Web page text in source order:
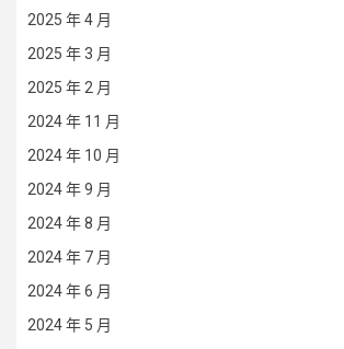
2025 年 4 月
2025 年 3 月
2025 年 2 月
2024 年 11 月
2024 年 10 月
2024 年 9 月
2024 年 8 月
2024 年 7 月
2024 年 6 月
2024 年 5 月